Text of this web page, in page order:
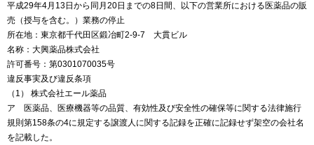
平成29年4月13日から同月20日までの8日間、以下の営業所における医薬品の販
売（授与を含む。）業務の停止
所在地：東京都千代田区鍛冶町2-9-7 大貫ビル
名称：大興薬品株式会社
許可番号：第0301070035号
違反事実及び違反条項
（1） 株式会社エール薬品
ア 医薬品、医療機器等の品質、有効性及び安全性の確保等に関する法律施行
規則第158条の4に規定する譲渡人に関する記録を正確に記録せず架空の会社名
を記載した。